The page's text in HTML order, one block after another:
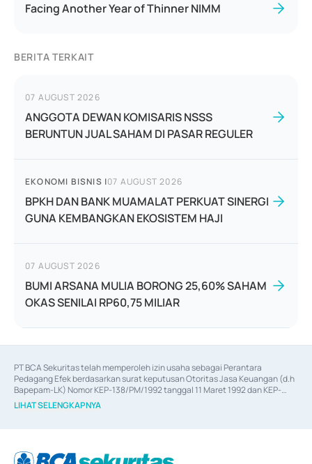
Facing Another Year of Thinner NIMM
BERITA TERKAIT
07 AUGUST 2026
ANGGOTA DEWAN KOMISARIS NSSS
BERUNTUN JUAL SAHAM DI PASAR REGULER
EKONOMI BISNIS |07 AUGUST 2026
BPKH DAN BANK MUAMALAT PERKUAT SINERGI
GUNA KEMBANGKAN EKOSISTEM HAJI
07 AUGUST 2026
BUMI ARSANA MULIA BORONG 25,60% SAHAM
OKAS SENILAI RP60,75 MILIAR
PT BCA Sekuritas telah memperoleh izin usaha sebagai Perantara
Pedagang Efek berdasarkan surat keputusan Otoritas Jasa Keuangan (d.h
Bapepam-LK) Nomor KEP-138/PM/1992 tanggal 11 Maret 1992 dan KEP-
06/D.04/2014 tanggal 28 Februari 2014, izin usaha sebagai Penjamin Emisi
Efek berdasarkan surat keputusan Otoritas Jasa Keuangan Nomor KEP-
berdasarkan surat keputusan Otoritas Jasa Keuangan Nomor S-
LIHAT SELENGKAPNYA